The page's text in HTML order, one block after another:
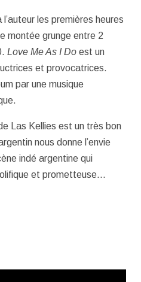
l’auteur les premières heures
montée grunge entre 2
Love Me As I Do est un
et provocatrices.
par une musique
Las Kellies est un très bon
nous donne l’envie
indé argentine qui
et prometteuse…